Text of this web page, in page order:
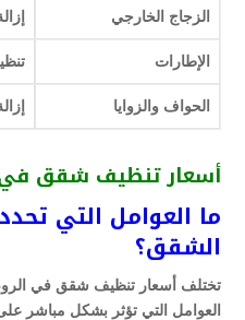
الزجاج الخارجي
الإطارات
الحواف والزوايا
أسعار تنظيف شقق في
ما العوامل التي
الشقق؟
تختلف أسعار تنظيف شقق في
العوامل التي تؤثر بشكل مباشر